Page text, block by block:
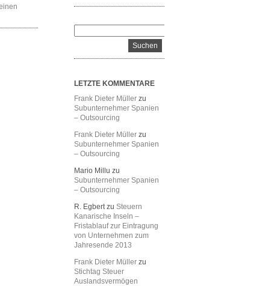
LETZTE KOMMENTARE
Frank Dieter Müller zu
Subunternehmer Spanien
– Outsourcing
Frank Dieter Müller zu
Subunternehmer Spanien
– Outsourcing
Mario Millu zu
Subunternehmer Spanien
– Outsourcing
R. EgbertzuSteuern
Kanarische Inseln –
Fristablauf zur Eintragung
von Unternehmen zum
Jahresende 2013
Frank Dieter Müller zu
Stichtag Steuer
Auslandsvermögen